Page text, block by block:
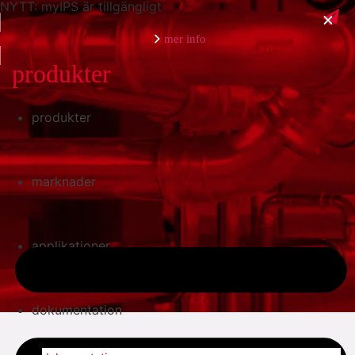
NYTT: myIPS är tillgängligt
mer info
stäng
produkter
marknader
applikationer
dokumentation
produkter